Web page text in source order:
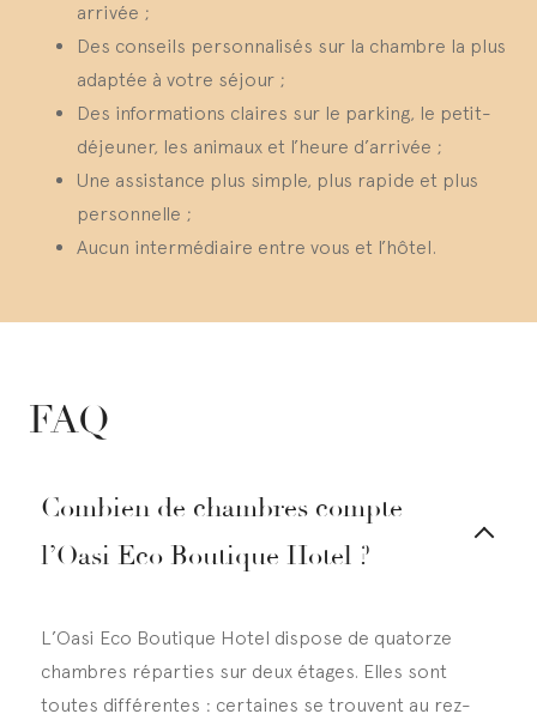
arrivée ;
Des conseils personnalisés sur la chambre la plus
adaptée à votre séjour ;
Des informations claires sur le parking, le petit-
déjeuner, les animaux et l’heure d’arrivée ;
Une assistance plus simple, plus rapide et plus
personnelle ;
Aucun intermédiaire entre vous et l’hôtel.
FAQ
Combien de chambres compte
l’Oasi Eco Boutique Hotel ?
L’Oasi Eco Boutique Hotel dispose de quatorze
chambres réparties sur deux étages. Elles sont
toutes différentes : certaines se trouvent au rez-